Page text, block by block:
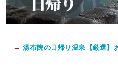
→ 湯布院の日帰り温泉【厳選】